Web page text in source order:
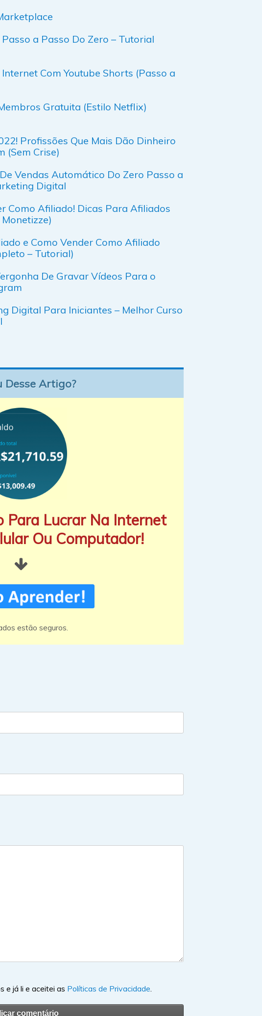
a Passo Do Zero – Tutorial
Com Youtube Shorts (Passo a
Gratuita (Estilo Netflix)
Profissões Que Mais Dão Dinheiro
(Sem Crise)
Vendas Automático Do Zero Passo a
Digital
Como Afiliado! Dicas Para Afiliados
e Como Vender Como Afiliado
– Tutorial)
De Gravar Vídeos Para o
Digital Para Iniciantes – Melhor Curso
Desse Artigo?
Para Lucrar Na Internet
Ou Computador!
estão seguros.
e já li e aceitei as Políticas de Privacidade.